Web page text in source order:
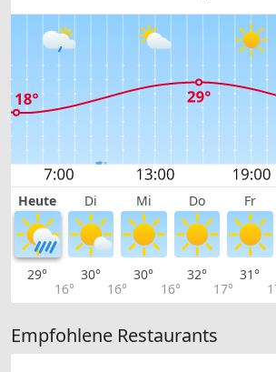
Heute Di Mi Do Fr
29°
16°
30°
16°
30°
16°
32°
17°
31°
Empfohlene Restaurants